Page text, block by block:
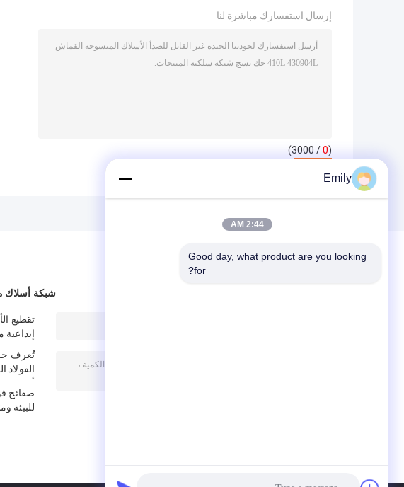
إرسال استفسارك مباشرة لنا
(
0
/ 3000)
شبكة أسلاك
تقطيع
تُعرف
الفولاذ
صفائح
للبيئة
Emily
2:44 AM
Good day, what product are you looking
for?